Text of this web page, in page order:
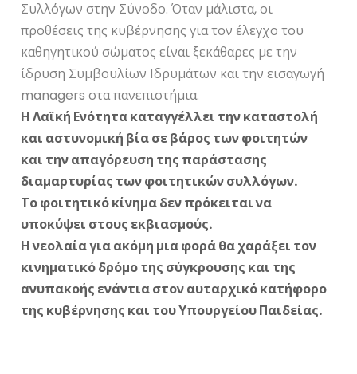
Συλλόγων στην Σύνοδο. Όταν μάλιστα, οι
προθέσεις της κυβέρνησης για τον έλεγχο του
καθηγητικού σώματος είναι ξεκάθαρες με την
ίδρυση Συμβουλίων Ιδρυμάτων και την εισαγωγή
managers στα πανεπιστήμια.
Η Λαϊκή Ενότητα καταγγέλλει την καταστολή
και αστυνομική βία σε βάρος των φοιτητών
και την απαγόρευση της παράστασης
διαμαρτυρίας των φοιτητικών συλλόγων.
Το φοιτητικό κίνημα δεν πρόκειται να
υποκύψει στους εκβιασμούς.
Η νεολαία για ακόμη μια φορά θα χαράξει τον
κινηματικό δρόμο της σύγκρουσης και της
ανυπακοής ενάντια στον αυταρχικό κατήφορο
της κυβέρνησης και του Υπουργείου Παιδείας.